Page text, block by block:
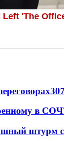
в СОЧ
штурм